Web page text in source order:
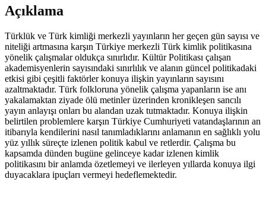
Kimlik
adet
Açıklama
Türklük ve Türk kimliği merkezli yayınların her geçen gün sayısı ve
niteliği artmasına karşın Türkiye merkezli Türk kimlik politikasına
yönelik çalışmalar oldukça sınırlıdır. Kültür Politikası çalışan
akademisyenlerin sayısındaki sınırlılık ve alanın güncel politikadaki
etkisi gibi çeşitli faktörler konuya ilişkin yayınların sayısını
azaltmaktadır. Türk folkloruna yönelik çalışma yapanların ise anı
yakalamaktan ziyade ölü metinler üzerinden kronikleşen sancılı
yayın anlayışı onları bu alandan uzak tutmaktadır. Konuya ilişkin
belirtilen problemlere karşın Türkiye Cumhuriyeti vatandaşlarının an
itibarıyla kendilerini nasıl tanımladıklarını anlamanın en sağlıklı yolu
yüz yıllık süreçte izlenen politik kabul ve retlerdir. Çalışma bu
kapsamda dünden bugüne gelinceye kadar izlenen kimlik
politikasını bir anlamda özetlemeyi ve ilerleyen yıllarda konuya ilgi
duyacaklara ipuçları vermeyi hedeflemektedir.